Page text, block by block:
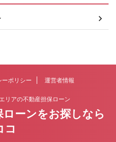
ーポリシー 運営者情報
リアの不動産担保ローン
ーンをお探しなら
コ